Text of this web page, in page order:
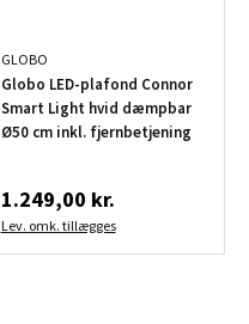
GLOBO
Globo LED-plafond Connor
Smart Light hvid dæmpbar
Ø50 cm inkl. fjernbetjening
1.249,00 kr.
Lev. omk. tillægges